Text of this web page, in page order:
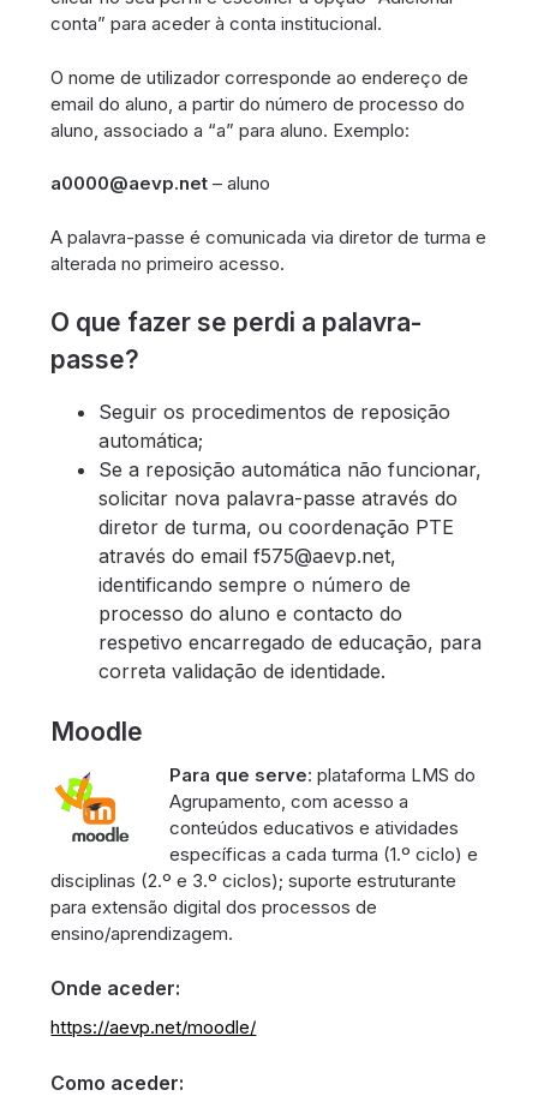
conta” para aceder à conta institucional.
O nome de utilizador corresponde ao endereço de
email do aluno, a partir do número de processo do
aluno, associado a “a” para aluno. Exemplo:
a0000@aevp.net – aluno
A palavra-passe é comunicada via diretor de turma e
alterada no primeiro acesso.
O que fazer se perdi a palavra-
passe?
Seguir os procedimentos de reposição
automática;
Se a reposição automática não funcionar,
solicitar nova palavra-passe através do
diretor de turma, ou coordenação PTE
através do email f575@aevp.net,
identificando sempre o número de
processo do aluno e contacto do
respetivo encarregado de educação, para
correta validação de identidade.
Moodle
Para que serve: plataforma LMS do
Agrupamento, com acesso a
conteúdos educativos e atividades
específicas a cada turma (1.º ciclo) e
disciplinas (2.º e 3.º ciclos); suporte estruturante
para extensão digital dos processos de
ensino/aprendizagem.
Onde aceder:
https://aevp.net/moodle/
Como aceder: